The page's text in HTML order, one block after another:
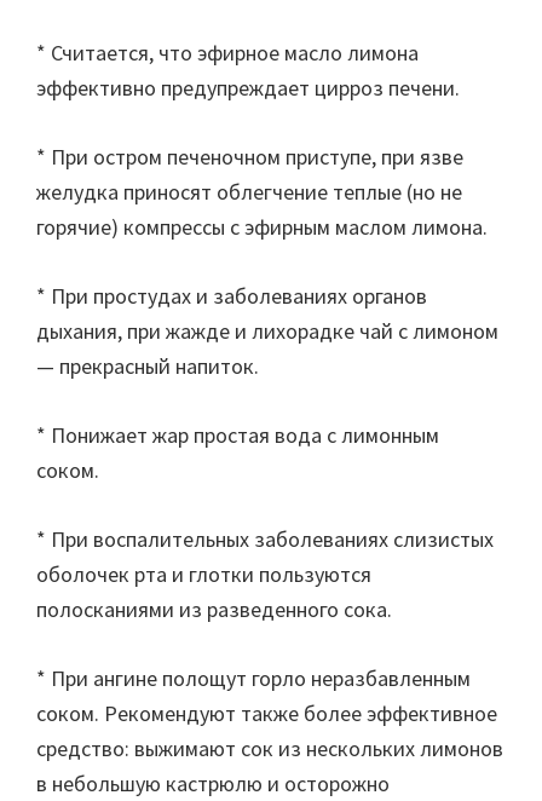
* Считается, что эфирное масло лимона
эффективно предупреждает цирроз печени.
* При остром печеночном приступе, при язве
желудка приносят облегчение теплые (но не
горячие) компрессы с эфирным маслом лимона.
* При простудах и заболеваниях органов
дыхания, при жажде и лихорадке чай с лимоном
— прекрасный напиток.
* Понижает жар простая вода с лимонным
соком.
* При воспалительных заболеваниях слизистых
оболочек рта и глотки пользуются
полосканиями из разведенного сока.
* При ангине полощут горло неразбавленным
соком. Рекомендуют также более эффективное
средство: выжимают сок из нескольких лимонов
в небольшую кастрюлю и осторожно